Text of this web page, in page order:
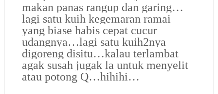
makan panas rangup dan garing…
lagi satu kuih kegemaran ramai
yang biase habis cepat cucur
udangnya…lagi satu kuih2nya
digoreng disitu…kalau terlambat
agak susah jugak la untuk menyelit
atau potong Q…hihihi…